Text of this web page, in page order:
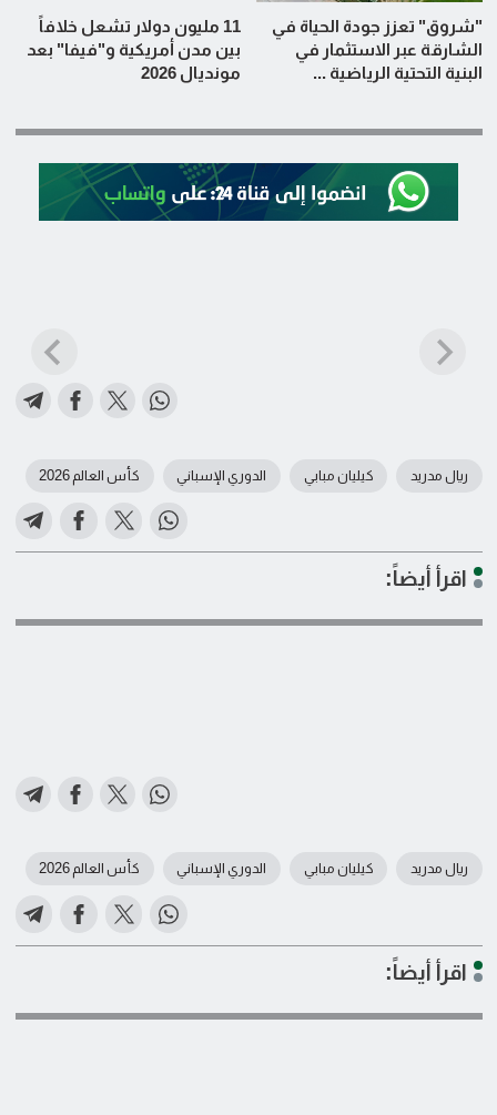
"شروق" تعزز جودة الحياة في
الشارقة عبر الاستثمار في
البنية التحتية الرياضية ...
11 مليون دولار تشعل خلافاً
بين مدن أمريكية و"فيفا" بعد
مونديال 2026
ريال مدريد كيليان مبابي الدوري الإسباني كأس العالم 2026
اقرأ أيضاً:
ريال مدريد كيليان مبابي الدوري الإسباني كأس العالم 2026
اقرأ أيضاً: